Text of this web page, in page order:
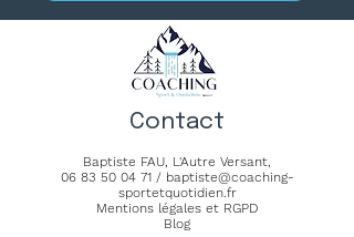
Contact
Baptiste FAU, L'Autre Versant,
06 83 50 04 71/ baptiste@coaching-
sportetquotidien.fr
Mentions légales et RGPD
Blog